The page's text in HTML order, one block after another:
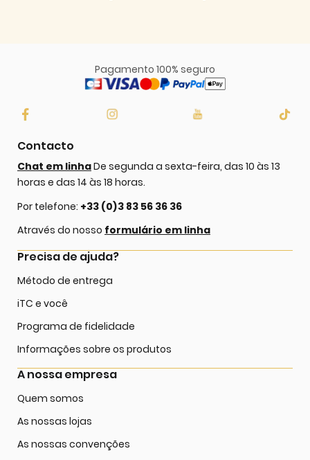
Pagamento 100% seguro
Contacto
Chat em linhaDe segunda a sexta-feira, das 10 às 13
horas e das 14 às 18 horas.
Por telefone: +33 (0)3 83 56 36 36
Através do nosso formulário em linha
A nossa empresa
Quem somos
As nossas lojas
As nossas convenções
Precisa de ajuda?
Método de entrega
iTC e você
Programa de fidelidade
Informações sobre os produtos